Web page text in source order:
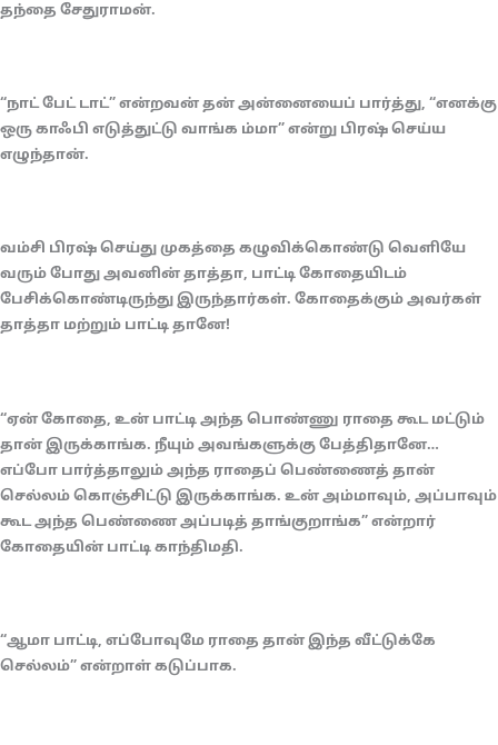
தந்தை சேதுராமன்.
“நாட் பேட் டாட்” என்றவன் தன் அன்னையைப் பார்த்து, “எனக்கு
ஒரு காஃபி எடுத்துட்டு வாங்க ம்மா” என்று பிரஷ் செய்ய
எழுந்தான்.
வம்சி பிரஷ் செய்து முகத்தை கழுவிக்கொண்டு வெளியே
வரும் போது அவனின் தாத்தா, பாட்டி கோதையிடம்
பேசிக்கொண்டிருந்து இருந்தார்கள். கோதைக்கும் அவர்கள்
தாத்தா மற்றும் பாட்டி தானே!
“ஏன் கோதை, உன் பாட்டி அந்த பொண்ணு ராதை கூட மட்டும்
தான் இருக்காங்க. நீயும் அவங்களுக்கு பேத்திதானே…
எப்போ பார்த்தாலும் அந்த ராதைப் பெண்ணைத் தான்
செல்லம் கொஞ்சிட்டு இருக்காங்க. உன் அம்மாவும், அப்பாவும்
கூட அந்த பெண்ணை அப்படித் தாங்குறாங்க” என்றார்
கோதையின் பாட்டி காந்திமதி.
“ஆமா பாட்டி, எப்போவுமே ராதை தான் இந்த வீட்டுக்கே
செல்லம்” என்றாள் கடுப்பாக.